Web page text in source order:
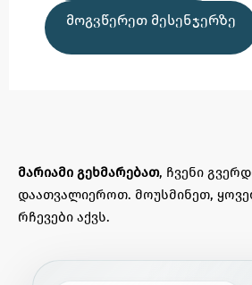
ᲛᲝᲒᲕᲬᲔᲠᲔᲗ ᲛᲔᲡᲔᲜᲯᲔᲠᲖᲔ
მარიამი გეხმარებათ, ჩვენი
დაათვალიეროთ. მოუსმინეთ,
რჩევები აქვს.